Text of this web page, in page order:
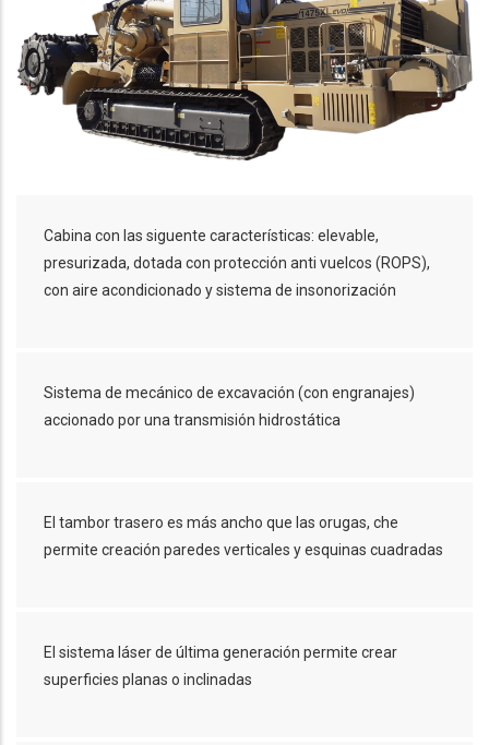
Cabina con las siguente características: elevable,
presurizada, dotada con protección anti vuelcos (ROPS),
con aire acondicionado y sistema de insonorización
Sistema de mecánico de excavación (con engranajes)
accionado por una transmisión hidrostática
El tambor trasero es más ancho que las orugas, che
permite creación paredes verticales y esquinas cuadradas
El sistema láser de última generación permite crear
superficies planas o inclinadas